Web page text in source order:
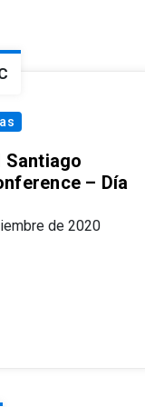
Santiago
– Día
de 2020